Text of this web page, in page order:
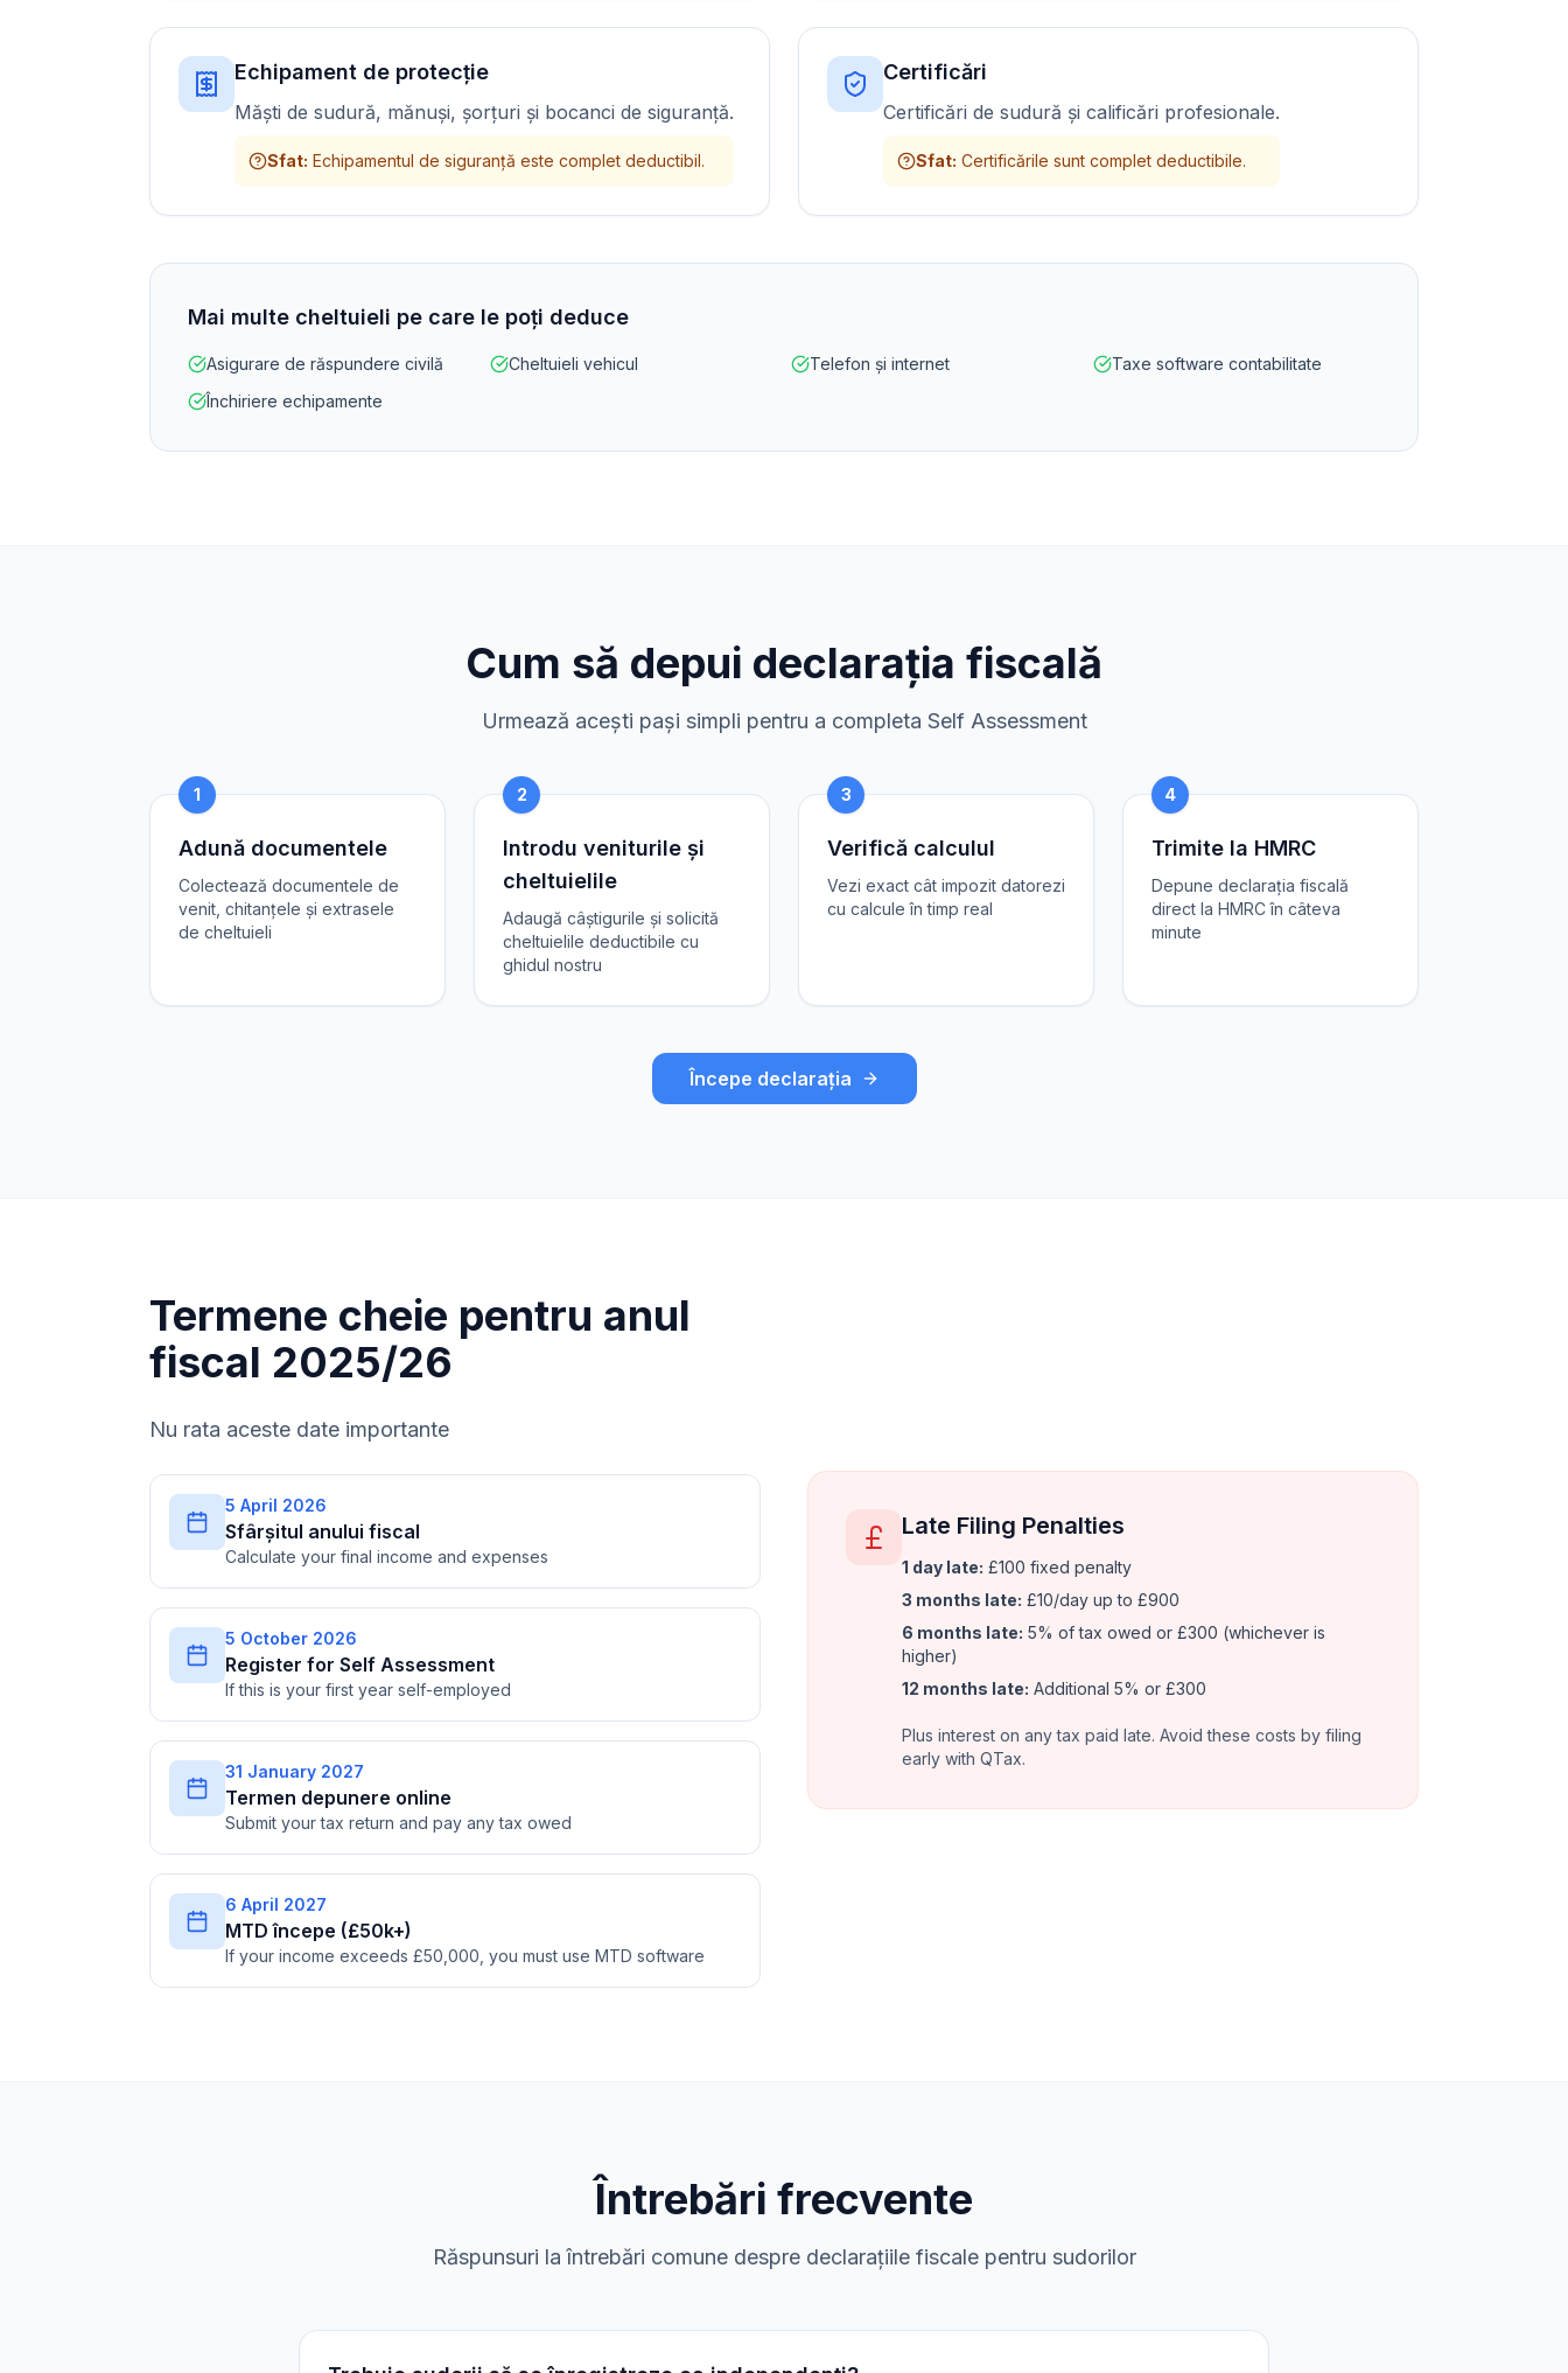
Echipament de protecție
Măști de sudură, mănuși, șorțuri și bocanci de siguranță.
Sfat: Echipamentul de siguranță este complet deductibil.
Certificări
Certificări de sudură și calificări profesionale.
Sfat: Certificările sunt complet deductibile.
Mai multe cheltuieli pe care le poți deduce
Asigurare de răspundere civilă Cheltuieli vehicul Telefon și internet
Taxe software contabilitate
Închiriere echipamente
Cum să depui declarația fiscală
Urmează acești pași simpli pentru a completa Self Assessment
1
Adună documentele
Colectează documentele de
venit, chitanțele și extrasele
de cheltuieli
2
Introdu veniturile și
cheltuielile
Adaugă câștigurile și solicită
cheltuielile deductibile cu
ghidul nostru
3
Verifică calculul
Vezi exact cât impozit datorezi
cu calcule în timp real
4
Trimite la HMRC
Depune declarația fiscală
direct la HMRC în câteva
minute
Începe declarația
Termene cheie pentru anul
fiscal 2025/26
Nu rata aceste date importante
5 April 2026
Sfârșitul anului fiscal
Calculate your final income and expenses
5 October 2026
Register for Self Assessment
If this is your first year self-employed
31 January 2027
Termen depunere online
Submit your tax return and pay any tax owed
6 April 2027
MTD începe (£50k+)
If your income exceeds £50,000, you must use MTD software
Late Filing Penalties
1 day late: £100 fixed penalty
3 months late: £10/day up to £900
6 months late: 5% of tax owed or £300 (whichever is
higher)
12 months late: Additional 5% or £300
Plus interest on any tax paid late. Avoid these costs by filing
early with QTax.
Întrebări frecvente
Răspunsuri la întrebări comune despre declarațiile fiscale pentru sudorilor